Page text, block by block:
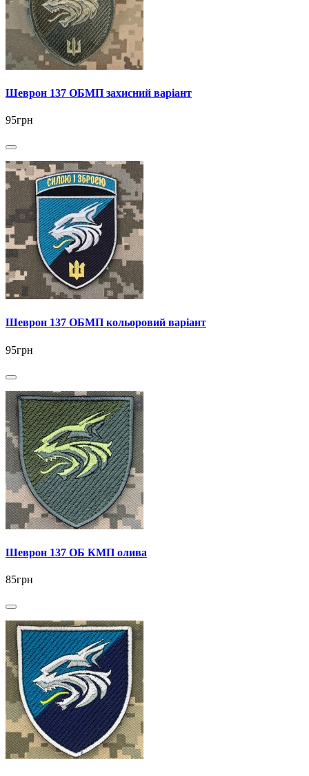
Шеврон 137 ОБМП захисний варіант
95грн
Шеврон 137 ОБМП кольоровий варіант
95грн
Шеврон 137 ОБ КМП олива
85грн